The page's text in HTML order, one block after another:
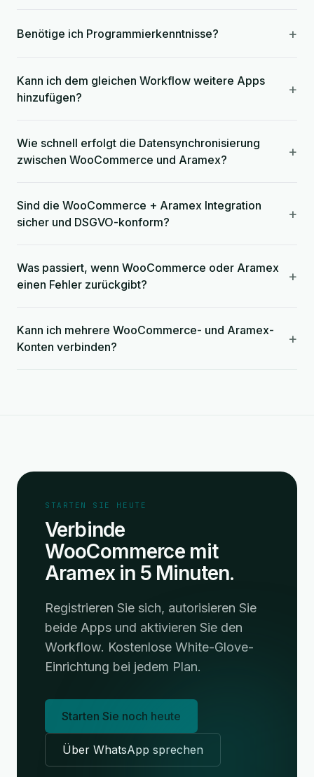
Benötige ich Programmierkenntnisse? +
Kann ich dem gleichen Workflow weitere Apps
hinzufügen?
+
Wie schnell erfolgt die Datensynchronisierung
zwischen WooCommerce und Aramex?
+
Sind die WooCommerce + Aramex Integration
sicher und DSGVO-konform?
+
Was passiert, wenn WooCommerce oder Aramex
einen Fehler zurückgibt?
+
Kann ich mehrere WooCommerce- und Aramex-
Konten verbinden?
+
STARTEN SIE HEUTE
Verbinde
WooCommerce mit
Aramex in 5 Minuten.
Registrieren Sie sich, autorisieren Sie
beide Apps und aktivieren Sie den
Workflow. Kostenlose White-Glove-
Einrichtung bei jedem Plan.
Starten Sie noch heute
Über WhatsApp sprechen